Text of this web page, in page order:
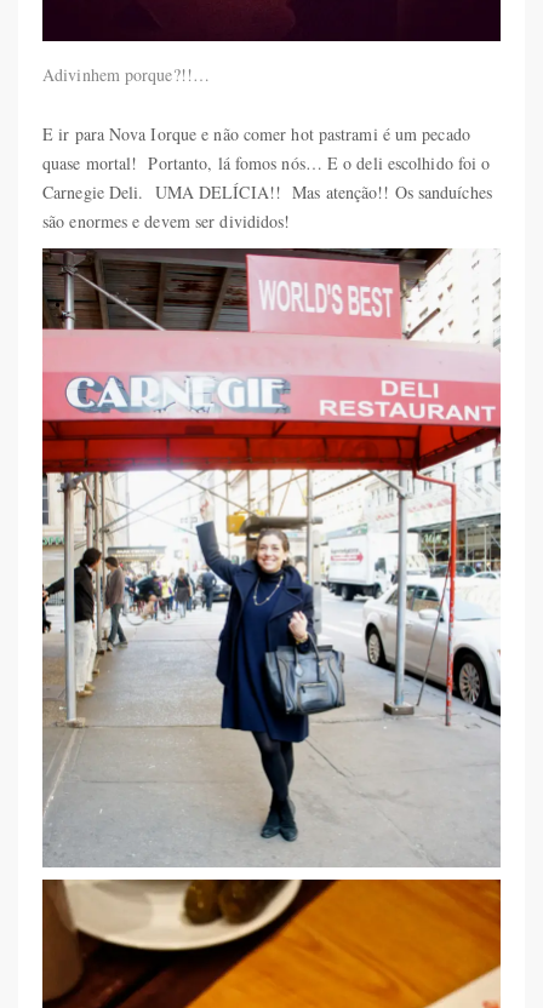
Adivinhem porque?!!…
E ir para Nova Iorque e não comer hot pastrami é um pecado
quase mortal! Portanto, lá fomos nós… E o deli escolhido foi o
Carnegie Deli. UMA DELÍCIA!! Mas atenção!! Os sanduíches
são enormes e devem ser divididos!